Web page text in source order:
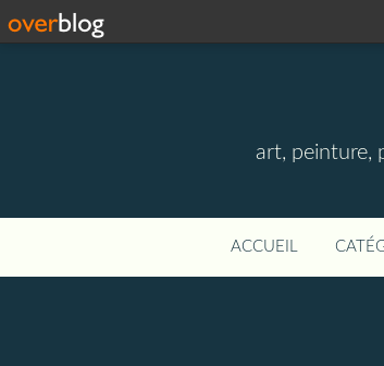
art, peinture,
ACCUEIL